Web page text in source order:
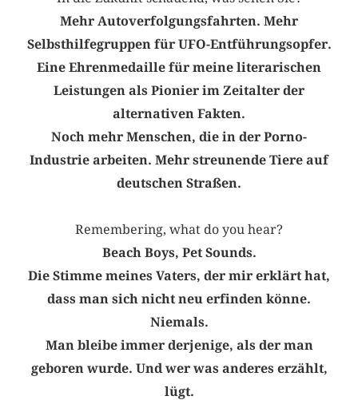
Mehr Autoverfolgungsfahrten. Mehr
Selbsthilfegruppen für UFO-Entführungsopfer.
Eine Ehrenmedaille für meine literarischen
Leistungen als Pionier im Zeitalter der
alternativen Fakten.
Noch mehr Menschen, die in der Porno-
Industrie arbeiten. Mehr streunende Tiere auf
deutschen Straßen.
Remembering, what do you hear?
Beach Boys, Pet Sounds.
Die Stimme meines Vaters, der mir erklärt hat,
dass man sich nicht neu erfinden könne.
Niemals.
Man bleibe immer derjenige, als der man
geboren wurde. Und wer was anderes erzählt,
lügt.